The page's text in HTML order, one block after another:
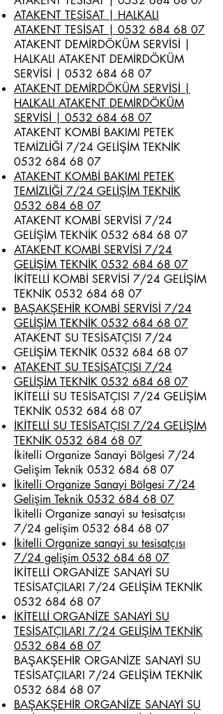
ATAKENT TESİSAT | HALKALI
ATAKENT TESİSAT | 0532 684 68 07
ATAKENT DEMİRDÖKÜM SERVİSİ |
HALKALI ATAKENT DEMİRDÖKÜM
SERVİSİ | 0532 684 68 07
ATAKENT DEMİRDÖKÜM SERVİSİ |
HALKALI ATAKENT DEMİRDÖKÜM
SERVİSİ | 0532 684 68 07
ATAKENT KOMBİ BAKIMI PETEK
TEMİZLİĞİ 7/24 GELİŞİM TEKNİK
0532 684 68 07
ATAKENT KOMBİ BAKIMI PETEK
TEMİZLİĞİ 7/24 GELİŞİM TEKNİK
0532 684 68 07
ATAKENT KOMBİ SERVİSİ 7/24
GELİŞİM TEKNİK 0532 684 68 07
ATAKENT KOMBİ SERVİSİ 7/24
GELİŞİM TEKNİK 0532 684 68 07
İKİTELLİ KOMBİ SERVİSİ 7/24 GELİŞİM
TEKNİK 0532 684 68 07
BAŞAKŞEHİR KOMBİ SERVİSİ 7/24
GELİŞİM TEKNİK 0532 684 68 07
ATAKENT SU TESİSATÇISI 7/24
GELİŞİM TEKNİK 0532 684 68 07
ATAKENT SU TESİSATÇISI 7/24
GELİŞİM TEKNİK 0532 684 68 07
İKİTELLİ SU TESİSATÇISI 7/24 GELİŞİM
TEKNİK 0532 684 68 07
İKİTELLİ SU TESİSATÇISI 7/24 GELİŞİM
TEKNİK 0532 684 68 07
İkitelli Organize Sanayi Bölgesi 7/24
Gelişim Teknik 0532 684 68 07
İkitelli Organize Sanayi Bölgesi 7/24
Gelişim Teknik 0532 684 68 07
İkitelli Organize sanayi su tesisatçısı
7/24 gelişim 0532 684 68 07
İkitelli Organize sanayi su tesisatçısı
7/24 gelişim 0532 684 68 07
İKİTELLİ ORGANİZE SANAYİ SU
TESİSATÇILARI 7/24 GELİŞİM TEKNİK
0532 684 68 07
İKİTELLİ ORGANİZE SANAYİ SU
TESİSATÇILARI 7/24 GELİŞİM TEKNİK
0532 684 68 07
BAŞAKŞEHİR ORGANİZE SANAYİ SU
TESİSATÇILARI 7/24 GELİŞİM TEKNİK
0532 684 68 07
BAŞAKŞEHİR ORGANİZE SANAYİ SU